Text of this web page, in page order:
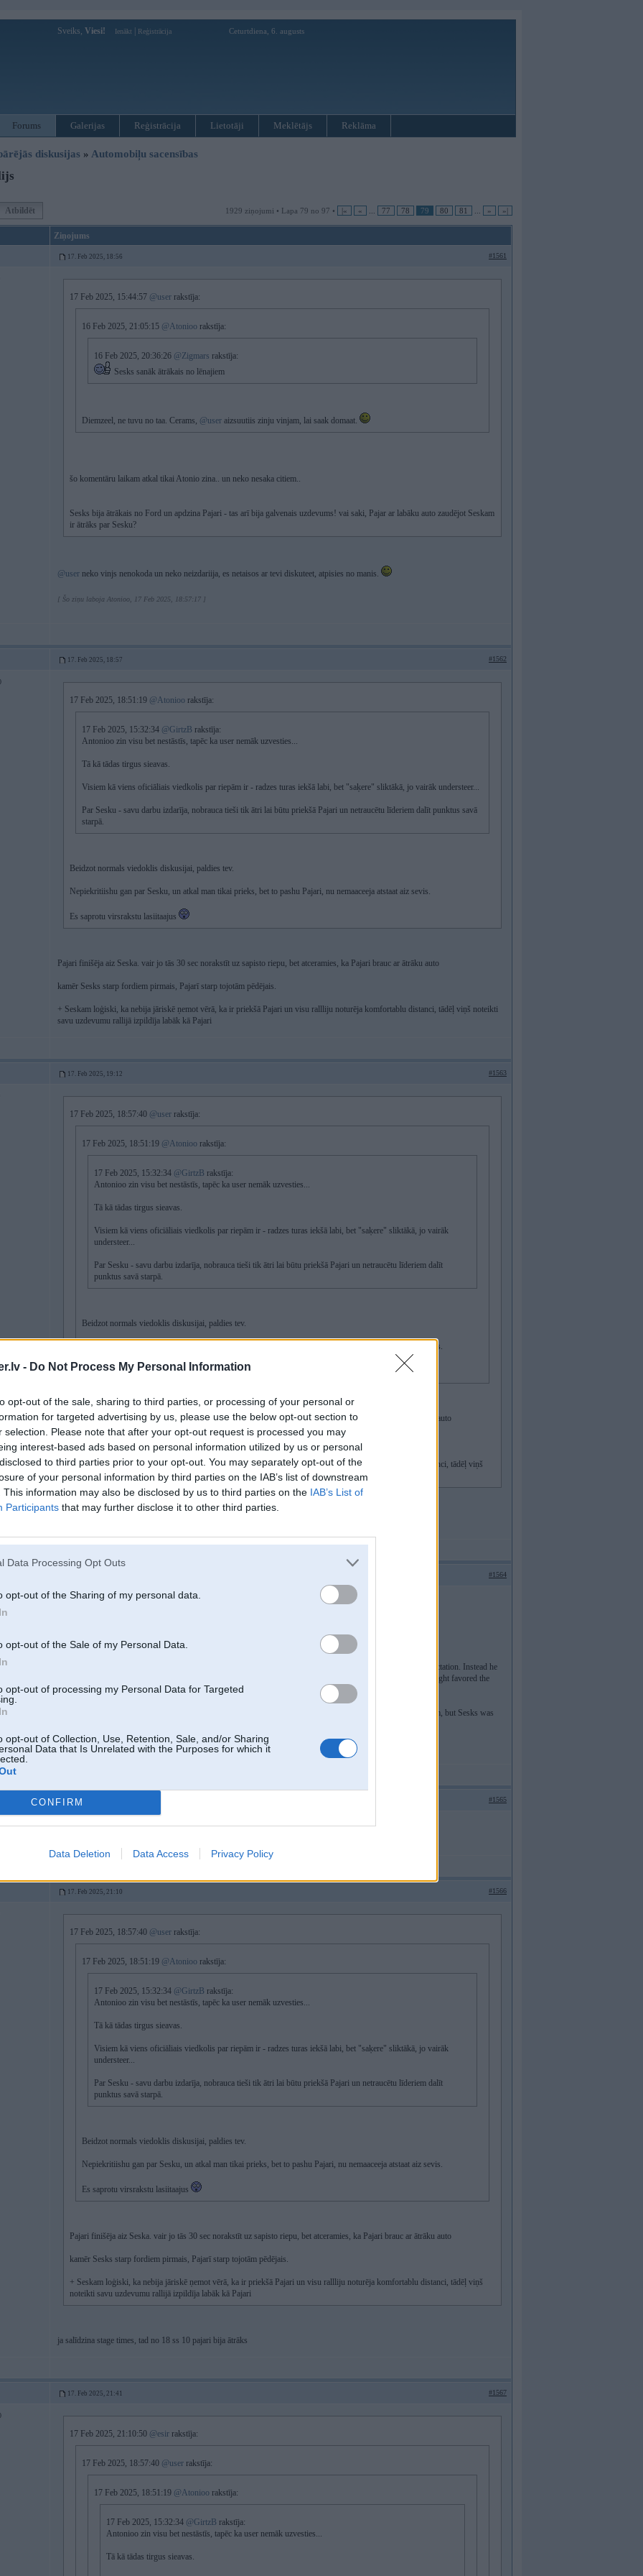
- Do Not Process My Personal Information
opt-out of the sale, sharing to third parties, or processing of your personal or
for targeted advertising by us, please use the below opt-out section to
selection. Please note that after your opt-out request is processed you may
interest-based ads based on personal information utilized by us or personal
to third parties prior to your opt-out. You may separately opt-out of the
of your personal information by third parties on the IAB’s list of downstream
This information may also be disclosed by us to third parties on the IAB’s List of
Participants that may further disclose it to other third parties.
Data Processing Opt Outs
opt-out of the Sharing of my personal data.
opt-out of the Sale of my Personal Data.
opt-out of processing my Personal Data for Targeted
opt-out of Collection, Use, Retention, Sale, and/or Sharing
Data that Is Unrelated with the Purposes for which it
CONFIRM
Data Deletion Data Access Privacy Policy
Sveiks, Viesi! Ienākt Reģistrācija Ceturtdiena, 6. augusts
Forums Galerijas Reģistrācija Lietotāji Meklētājs Reklāma
diskusijas » Automobiļu sacensības
Atbildēt 1929 ziņojumi • Lapa 79 no 97 • |« « 77 78 79 80 81 » »|
Ziņojums
17. Feb 2025, 18:56 #1561
17 Feb 2025, 15:44:57 @user rakstīja:
16 Feb 2025, 21:05:15 @Atonioo rakstīja:
16 Feb 2025, 20:36:26 @Zigmars rakstīja:
Sesks sanāk ātrākais no lēnajiem
Diemzeel, ne tuvu no taa. Cerams, @user aizsuutiis zinju vinjam, lai saak domaat.
šo komentāru laikam atkal tikai Atonio zina.. un neko nesaka citiem..
Sesks bija ātrākais no Ford un apdzina Pajari - tas arī bija galvenais uzdevums! vai saki, Pajar ar labāku auto zaudējot Seskam
ir ātrāks par Sesku?
@user neko vinjs nenokoda un neko neizdariija, es netaisos ar tevi diskuteet, atpisies no manis.
[ Šo ziņu laboja Atonioo, 17 Feb 2025, 18:57:17 ]
17. Feb 2025, 18:57 #1562
17 Feb 2025, 18:51:19 @Atonioo rakstīja:
17 Feb 2025, 15:32:34 @GirtzB rakstīja:
Antonioo zin visu bet nestāstīs, tapēc ka user nemāk uzvesties...
Tā kā tādas tirgus sieavas.
Visiem kā viens oficiāliais viedkolis par riepām ir - radzes turas iekšā labi, bet "saķere" sliktākā, jo vairāk understeer...
Par Sesku - savu darbu izdarīja, nobrauca tieši tik ātri lai būtu priekšā Pajari un netraucētu līderiem dalīt punktus savā
starpā.
Beidzot normals viedoklis diskusijai, paldies tev.
Nepiekritiishu gan par Sesku, un atkal man tikai prieks, bet to pashu Pajari, nu nemaaceeja atstaat aiz sevis.
Es saprotu virsrakstu lasiitaajus
Pajari finišēja aiz Seska. vair jo tās 30 sec norakstīt uz sapisto riepu, bet atceramies, ka Pajari brauc ar ātrāku auto
kamēr Sesks starp fordiem pirmais, Pajarī starp tojotām pēdējais.
+ Seskam loģiski, ka nebija jāriskē ņemot vērā, ka ir priekšā Pajari un visu rallliju noturēja komfortablu distanci, tādēļ viņš noteikti
savu uzdevumu rallijā izpildīja labāk kā Pajari
17. Feb 2025, 19:12 #1563
17 Feb 2025, 18:57:40 @user rakstīja:
17 Feb 2025, 18:51:19 @Atonioo rakstīja:
17 Feb 2025, 15:32:34 @GirtzB rakstīja:
Antonioo zin visu bet nestāstīs, tapēc ka user nemāk uzvesties...
Tā kā tādas tirgus sieavas.
Visiem kā viens oficiāliais viedkolis par riepām ir - radzes turas iekšā labi, bet "saķere" sliktākā, jo vairāk
understeer...
Par Sesku - savu darbu izdarīja, nobrauca tieši tik ātri lai būtu priekšā Pajari un netraucētu līderiem dalīt
punktus savā starpā.
Beidzot normals viedoklis diskusijai, paldies tev.
Nepiekritiishu gan par Sesku, un atkal man tikai prieks, bet to pashu Pajari, nu nemaaceeja atstaat aiz sevis.
Es saprotu virsrakstu lasiitaajus
Pajari finišēja aiz Seska. vair jo tās 30 sec norakstīt uz sapisto riepu, bet atceramies, ka Pajari brauc ar ātrāku auto
kamēr Sesks starp fordiem pirmais, Pajarī starp tojotām pēdējais.
+ Seskam loģiski, ka nebija jāriskē ņemot vērā, ka ir priekšā Pajari un visu rallliju noturēja komfortablu distanci, tādēļ viņš
noteikti savu uzdevumu rallijā izpildīja labāk kā Pajari
#1564
iekopēšu no dirtfish tekstu par Sesku:
"Of course he didn’t set the world alight like he did last summer, but that was never the plan, nor a realistic expectation. Instead he
got the better of a flying Finn tipped to be a future world champion in Sami Pajari, on roads that you’d have thought favored the
Toyota.
Pajari was dumped down the order as early as stage two when he hit a snowbank and knocked the tire off the rim, but Sesks was
17. Feb 2025, 20:57 #1565
@user, nomierinies un beidz lasiit virsrakstus
17. Feb 2025, 21:10 #1566
17 Feb 2025, 18:57:40 @user rakstīja:
17 Feb 2025, 18:51:19 @Atonioo rakstīja:
17 Feb 2025, 15:32:34 @GirtzB rakstīja:
Antonioo zin visu bet nestāstīs, tapēc ka user nemāk uzvesties...
Tā kā tādas tirgus sieavas.
Visiem kā viens oficiāliais viedkolis par riepām ir - radzes turas iekšā labi, bet "saķere" sliktākā, jo vairāk
understeer...
Par Sesku - savu darbu izdarīja, nobrauca tieši tik ātri lai būtu priekšā Pajari un netraucētu līderiem dalīt
punktus savā starpā.
Beidzot normals viedoklis diskusijai, paldies tev.
Nepiekritiishu gan par Sesku, un atkal man tikai prieks, bet to pashu Pajari, nu nemaaceeja atstaat aiz sevis.
Es saprotu virsrakstu lasiitaajus
Pajari finišēja aiz Seska. vair jo tās 30 sec norakstīt uz sapisto riepu, bet atceramies, ka Pajari brauc ar ātrāku auto
kamēr Sesks starp fordiem pirmais, Pajarī starp tojotām pēdējais.
+ Seskam loģiski, ka nebija jāriskē ņemot vērā, ka ir priekšā Pajari un visu rallliju noturēja komfortablu distanci, tādēļ viņš
noteikti savu uzdevumu rallijā izpildīja labāk kā Pajari
ja salīdzina stage times, tad no 18 ss 10 pajari bija ātrāks
17. Feb 2025, 21:41 #1567
17 Feb 2025, 21:10:50 @esir rakstīja:
17 Feb 2025, 18:57:40 @user rakstīja:
17 Feb 2025, 18:51:19 @Atonioo rakstīja:
17 Feb 2025, 15:32:34 @GirtzB rakstīja:
Antonioo zin visu bet nestāstīs, tapēc ka user nemāk uzvesties...
Tā kā tādas tirgus sieavas.